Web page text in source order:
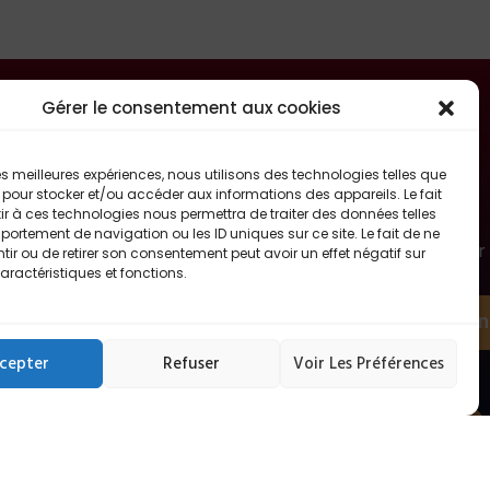
Gérer le consentement aux cookies
meilleures expériences, nous utilisons des technologies telles que
stocker et/ou accéder aux informations des appareils. Le fait
à ces technologies nous permettra de traiter des données telles
de navigation ou les ID uniques sur ce site. Le fait de ne
ou de retirer son consentement peut avoir un effet négatif sur
et fonctions.
Refuser Voir Les Préférences
Rejoins notre newsletter
Abonnez-vous à notre newsletter pour
suivre toute l’actualité FitOsteo en
avant-première !